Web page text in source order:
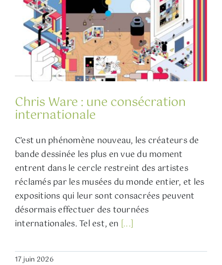
Chris Ware : une consécration
internationale
C’est un phénomène nouveau, les créateurs de
bande dessinée les plus en vue du moment
entrent dans le cercle restreint des artistes
réclamés par les musées du monde entier, et les
expositions qui leur sont consacrées peuvent
désormais effectuer des tournées
internationales. Tel est, en [...]
17 juin 2026